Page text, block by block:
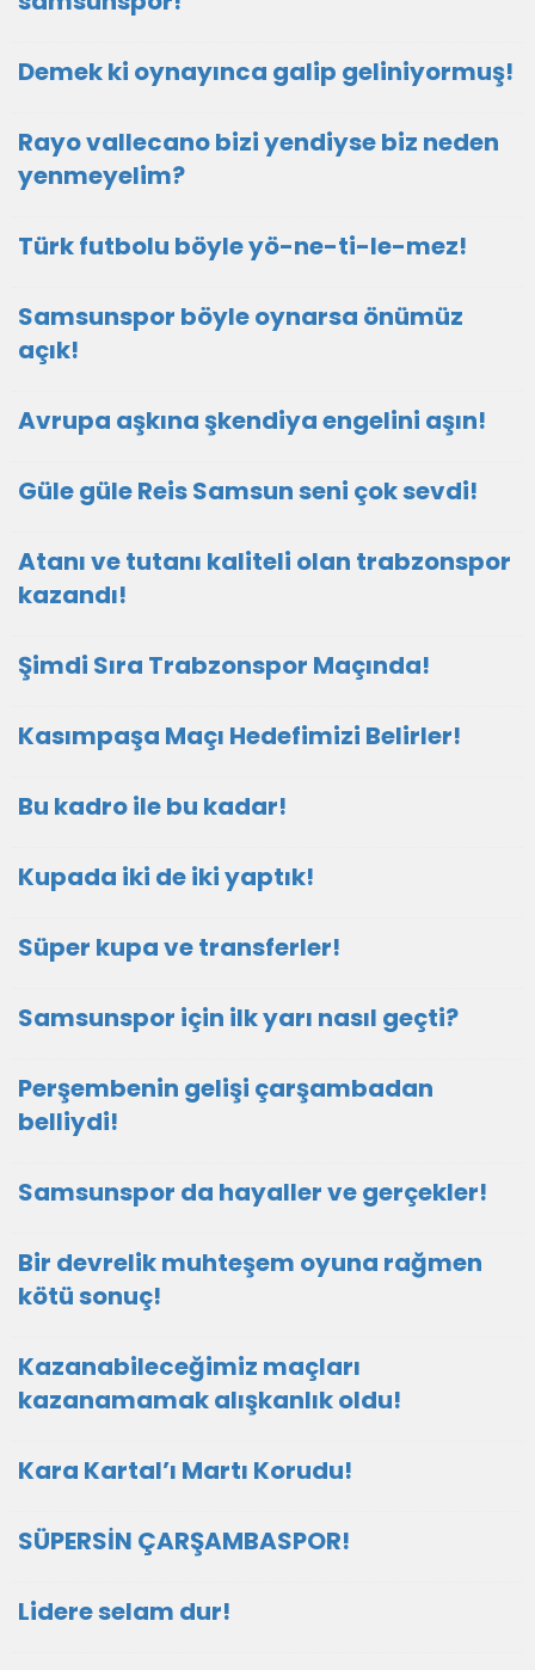
Demek ki oynayınca galip geliniyormuş!
Rayo vallecano bizi yendiyse biz neden
yenmeyelim?
Türk futbolu böyle yö-ne-ti-le-mez!
Samsunspor böyle oynarsa önümüz
açık!
Avrupa aşkına şkendiya engelini aşın!
Güle güle Reis Samsun seni çok sevdi!
Atanı ve tutanı kaliteli olan trabzonspor
kazandı!
Şimdi Sıra Trabzonspor Maçında!
Kasımpaşa Maçı Hedefimizi Belirler!
Bu kadro ile bu kadar!
Kupada iki de iki yaptık!
Süper kupa ve transferler!
Samsunspor için ilk yarı nasıl geçti?
Perşembenin gelişi çarşambadan
belliydi!
Samsunspor da hayaller ve gerçekler!
Bir devrelik muhteşem oyuna rağmen
kötü sonuç!
Kazanabileceğimiz maçları
kazanamamak alışkanlık oldu!
Kara Kartal’ı Martı Korudu!
SÜPERSİN ÇARŞAMBASPOR!
Lidere selam dur!